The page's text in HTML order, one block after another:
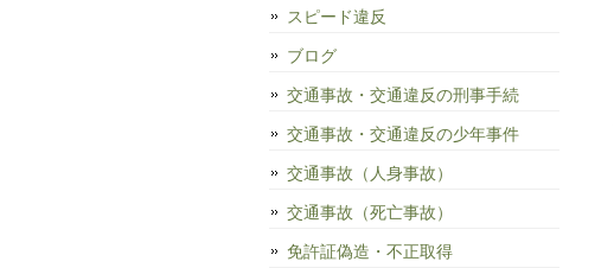
スピード違反
ブログ
交通事故・交通違反の刑事手続
交通事故・交通違反の少年事件
交通事故（人身事故）
交通事故（死亡事故）
免許証偽造・不正取得